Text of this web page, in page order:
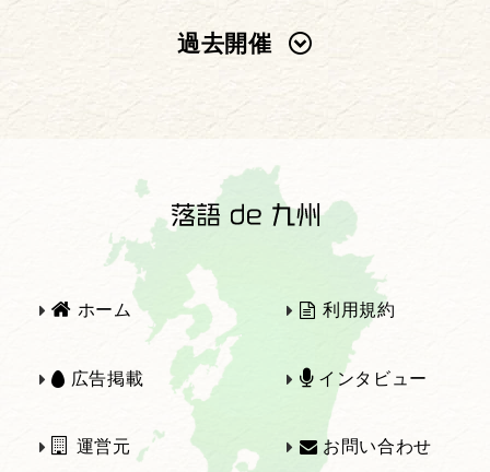
過去開催
2025年
2022年
2021年 2020年
2019年 2018年
2017年 2016年
ホーム 利用規約
広告掲載 インタビュー
運営元 お問い合わせ